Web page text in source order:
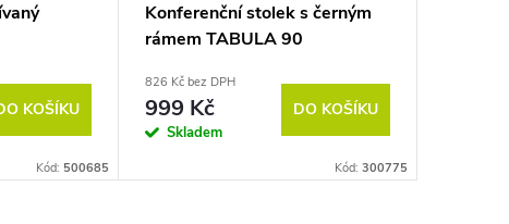
KOŠÍKU
Kód: 500685
Konferenční stolek s černým
rámem TABULA 90
826 Kč bez DPH
999 Kč
Skladem
DO KOŠÍKU
Kód: 300775